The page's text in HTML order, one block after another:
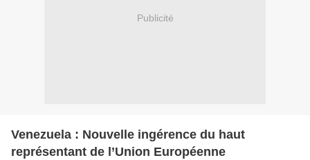
Publicité
Venezuela : Nouvelle ingérence du haut
représentant de l’Union Européenne